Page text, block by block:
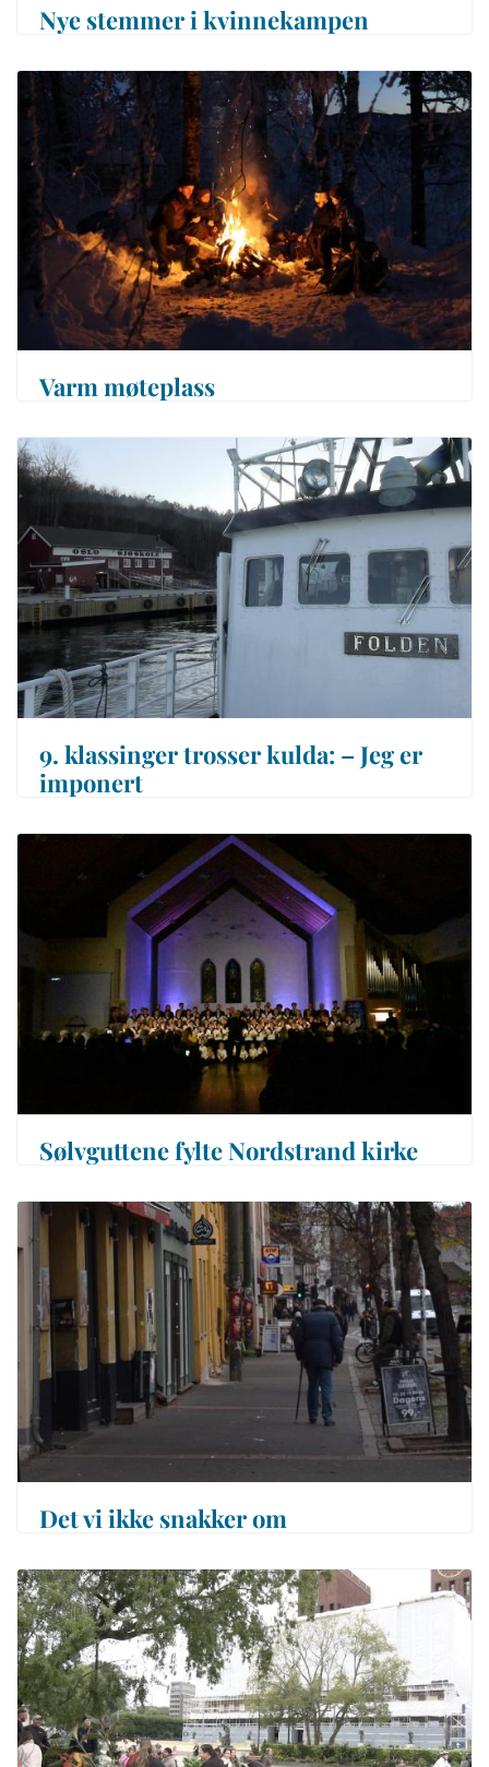
Nye stemmer i kvinnekampen
Varm møteplass
9. klassinger trosser kulda: – Jeg er
imponert
Sølvguttene fylte Nordstrand kirke
Det vi ikke snakker om